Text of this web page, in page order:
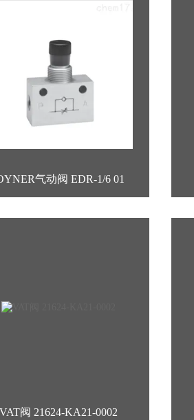
气动阀 EDR-1/6 01
VAT阀 21624-KA21-0002